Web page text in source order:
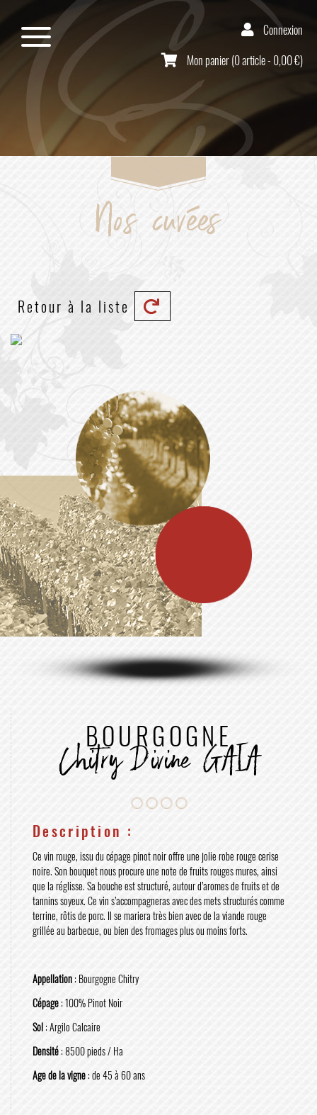
Connexion
Mon panier (0 article - 0,00 €)
Nos cuvées
Retour à la liste
BOURGOGNE
Chitry Divine GAIA
Description :
Ce vin rouge, issu du cépage pinot noir offre une jolie robe rouge cerise
noire. Son bouquet nous procure une note de fruits rouges mures, ainsi
que la réglisse. Sa bouche est structuré, autour d’aromes de fruits et de
tannins soyeux. Ce vin s’accompagneras avec des mets structurés comme
terrine, rôtis de porc. Il se mariera très bien avec de la viande rouge
grillée au barbecue, ou bien des fromages plus ou moins forts.
Appellation: Bourgogne Chitry
Cépage: 100% Pinot Noir
Sol: Argilo Calcaire
Densité: 8500 pieds / Ha
Age de la vigne: de 45 à 60 ans